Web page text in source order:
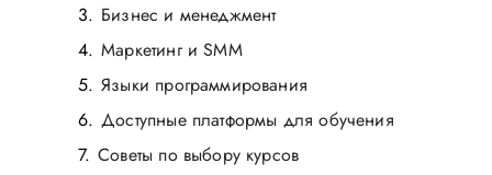
Бизнес и менеджмент
Маркетинг и SMM
Языки программирования
Доступные платформы для обучения
Советы по выбору курсов